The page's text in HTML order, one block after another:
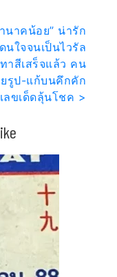
นาคน้อย” น่ารัก
นใจจนเป็นไวรัล
าสีเสร็จแล้ว คน
รูป-แก้บนคึกคัก
ลขเด็ดลุ้นโชค >